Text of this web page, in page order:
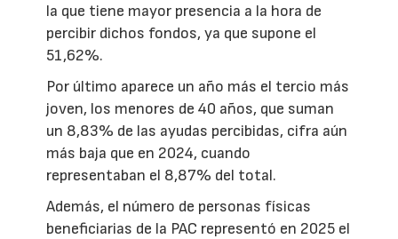
la que tiene mayor presencia a la hora de
percibir dichos fondos, ya que supone el
51,62%.
Por último aparece un año más el tercio más
joven, los menores de 40 años, que suman
un 8,83% de las ayudas percibidas, cifra aún
más baja que en 2024, cuando
representaban el 8,87% del total.
Además, el número de personas físicas
beneficiarias de la PAC representó en 2025 el